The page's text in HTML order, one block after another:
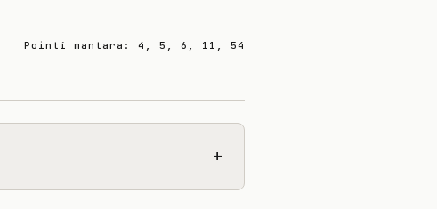
Pointí mantara: 4, 5, 6, 11, 54
+